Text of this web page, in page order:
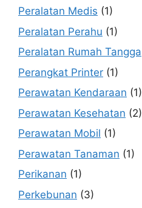
Peralatan Medis (1)
Peralatan Perahu (1)
Peralatan Rumah Tangga
Perangkat Printer (1)
Perawatan Kendaraan (1)
Perawatan Kesehatan (2)
Perawatan Mobil (1)
Perawatan Tanaman (1)
Perikanan (1)
Perkebunan (3)